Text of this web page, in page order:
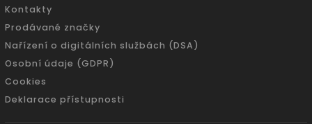
Kontakty
Prodávané značky
Nařízení o digitálních službách (DSA)
Osobní údaje (GDPR)
Cookies
Deklarace přístupnosti